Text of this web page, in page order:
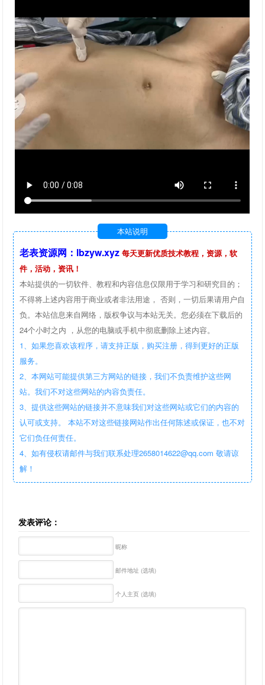
本站说明
老表资源网：lbzyw.xyz 每天更新优质技术教程，资源，软
件，活动，资讯！
本站提供的一切软件、教程和内容信息仅限用于学习和研究目的；
不得将上述内容用于商业或者非法用途， 否则，一切后果请用户自
负。本站信息来自网络，版权争议与本站无关。您必须在下载后的
24个小时之内 ，从您的电脑或手机中彻底删除上述内容。
1、如果您喜欢该程序，请支持正版，购买注册，得到更好的正版
服务。
2、本网站可能提供第三方网站的链接，我们不负责维护这些网
站。我们不对这些网站的内容负责任。
3、提供这些网站的链接并不意味我们对这些网站或它们的内容的
认可或支持。 本站不对这些链接网站作出任何陈述或保证，也不对
它们负任何责任。
4、如有侵权请邮件与我们联系处理2658014622@qq.com 敬请谅
解！
发表评论：
昵称
邮件地址 (选填)
个人主页 (选填)